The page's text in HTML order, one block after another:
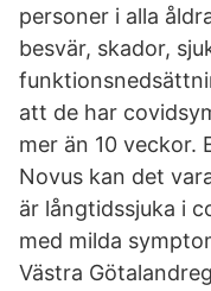
personer i alla
besvär, skador,
att de har
mer än 10 veckor.
Novus kan det
är långtidssjuka i
med milda
Västra